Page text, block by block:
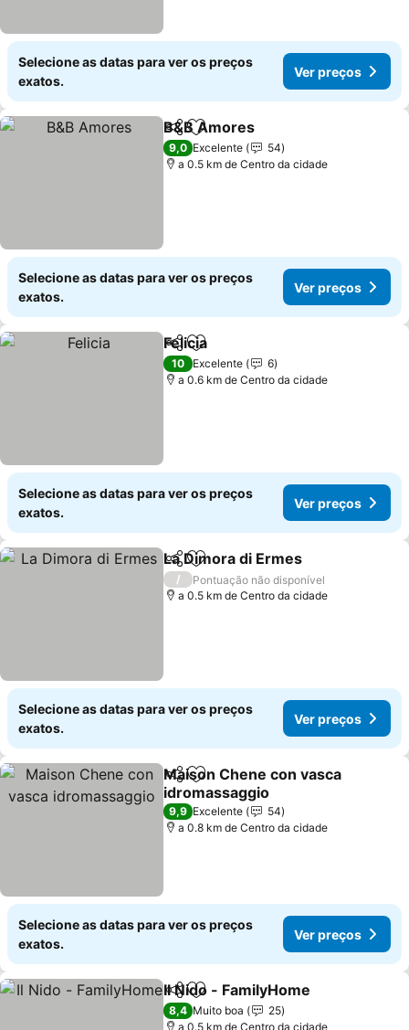
Selecione as datas para ver os preços
exatos.
Ver preços
PartilharAdicionar aos favoritos
B&B Amores
9,0 Excelente
54
a 0.5 km de Centro da cidade
Selecione as datas para ver os preços
exatos.
Ver preços
PartilharAdicionar aos favoritos
Felicia
10 Excelente
6
a 0.6 km de Centro da cidade
Selecione as datas para ver os preços
exatos.
Ver preços
PartilharAdicionar aos favoritos
La Dimora di Ermes
/
Pontuação não disponível
a 0.5 km de Centro da cidade
Selecione as datas para ver os preços
exatos.
Ver preços
PartilharAdicionar aos favoritos
Maison Chene con vasca
idromassaggio
Ver preços
9,9 Excelente
54
a 0.8 km de Centro da cidade
Selecione as datas para ver os preços
exatos.
Ver preços
PartilharAdicionar aos favoritos
Il Nido - FamilyHome
8,4 Muito boa
25
a 0.5 km de Centro da cidade